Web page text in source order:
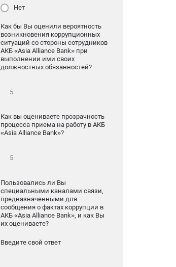
Нет
Как бы Вы оценили вероятность
возникновения коррупционных
ситуаций со стороны сотрудников
АКБ «Asia Alliance Bank» при
выполнении ими своих
должностных обязанностей?
Как вы оцениваете прозрачность
процесса приема на работу в АКБ
«Asia Alliance Bank»?
Пользовались ли Вы
специальными каналами связи,
предназначенными для
сообщения о фактах коррупции в
АКБ «Asia Alliance Bank», и как Вы
их оцениваете?
Введите свой ответ